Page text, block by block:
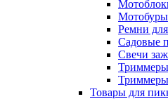
Мотобуры
Ремни
Садовые
Свечи
Триммеры
Товары для